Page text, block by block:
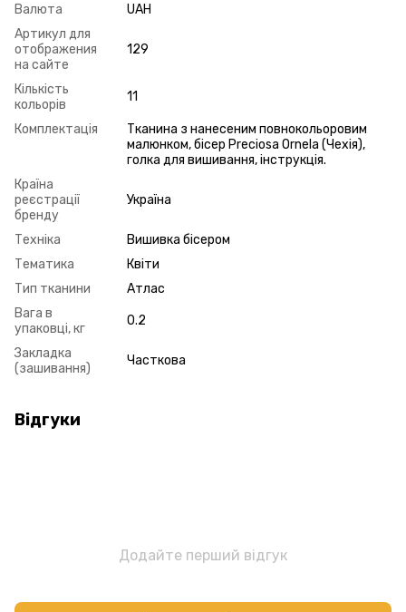
Валюта
UAH
Артикул для
отображения
на сайте
129
Кількість
кольорів
11
Комплектація
Тканина з нанесеним повнокольоровим
малюнком, бісер Preciosa Ornela (Чехія),
голка для вишивання, інструкція.
Країна
реєстрації
бренду
Україна
Техніка
Вишивка бісером
Тематика
Квіти
Тип тканини
Атлас
Вага в
упаковці, кг
0.2
Закладка
(зашивання)
Часткова
Відгуки
Додайте перший відгук